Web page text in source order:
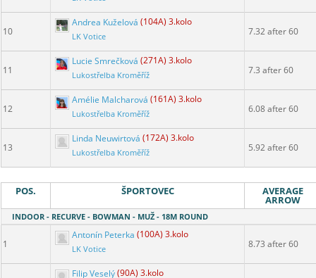
10
Andrea Kuželová (104A) 3.kolo
LK Votice 7.32 after 60
11
Lucie Smrečková (271A) 3.kolo
Lukostřelba Kroměříž 7.3 after 60
12
Amélie Malcharová (161A) 3.kolo
Lukostřelba Kroměříž 6.08 after 60
13
Linda Neuwirtová (172A) 3.kolo
Lukostřelba Kroměříž 5.92 after 60
POS. ŠPORTOVEC AVERAGE
ARROW
INDOOR - RECURVE - BOWMAN - MUŽ - 18M ROUND
1
Antonín Peterka (100A) 3.kolo
LK Votice 8.73 after 60
Filip Veselý(90A) 3.kolo